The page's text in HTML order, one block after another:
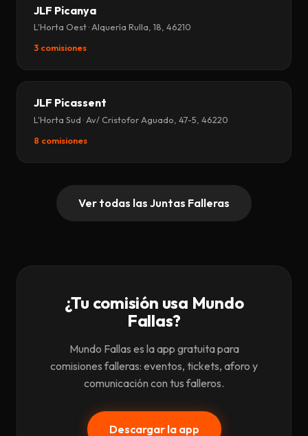
JLF Picanya
L'Horta Oest · Alquería Rulla, 18, 46210
3 comisiones
JLF Picassent
L'Horta Sud · Av/ Cristofor Aguado, 47-5, 46220
8 comisiones
Ver todas las Juntas Falleras
¿Tu comisión usa Mundo
Fallas?
Mundo Fallas es la app gratuita para
comisiones falleras: eventos, tickets, aforo y
comunicación con tus falleros.
Descargar la app